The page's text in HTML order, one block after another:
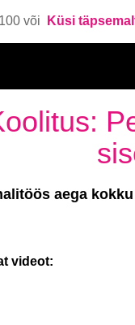
või Küsi
aega
videot: